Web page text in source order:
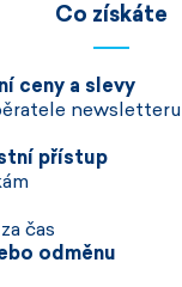
Co získáte
ceny a slevy
newsletteru
přístup
čas
odměnu